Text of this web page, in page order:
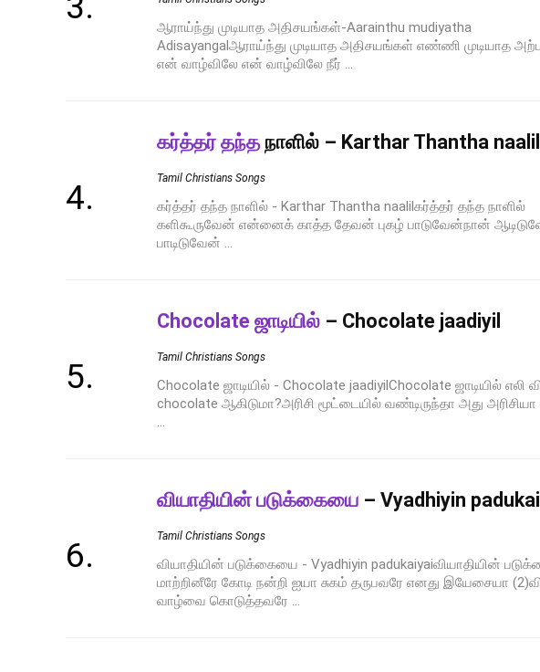
ஆராய்ந்து முடியாத அதிசயங்கள்-Aarainthu mudiyatha
Adisayangalஆராய்ந்து முடியாத அதிசயங்கள் எண்ணி முடியாத
என் வாழ்விலே என் வாழ்விலே நீர் ...
கர்த்தர் தந்தநாளில் – Karthar Thantha naalil
Tamil Christians Songs
கர்த்தர் தந்த நாளில் - Karthar Thantha naalilகர்த்தர் தந்த நாளில்
களிகூருவேன் என்னைக் காத்த தேவன் புகழ் பாடுவேன்நான்
பாடிடுவேன் ...
Chocolate ஜாடியில் – Chocolate jaadiyil
Tamil Christians Songs
Chocolate ஜாடியில் - Chocolate jaadiyilChocolate ஜாடியில் எலி
chocolate ஆகிடுமா?அரிசி மூட்டையில் வண்டிருந்தா அது அரிசியா
வியாதியின் படுக்கையை – Vyadhiyin
Tamil Christians Songs
வியாதியின் படுக்கையை - Vyadhiyin padukaiyaiவியாதியின்
மாற்றினீரே கோடி நன்றி ஐயா சுகம் தருபவரே எனது இயேசையா
வாழ்வை கொடுத்தவரே ...